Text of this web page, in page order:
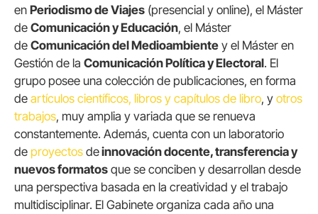
en Periodismo de Viajes (presencial y online), el Máster
de Comunicación y Educación, el Máster
de Comunicación del Medioambiente y el Máster en
Gestión de la Comunicación Política y Electoral. El
grupo posee una colección de publicaciones, en forma
de artículos científicos, libros y capítulos de libro, y otros
trabajos, muy amplia y variada que se renueva
constantemente. Además, cuenta con un laboratorio
de proyectos deinnovación docente, transferencia y
nuevos formatos que se conciben y desarrollan desde
una perspectiva basada en la creatividad y el trabajo
multidisciplinar. El Gabinete organiza cada año una